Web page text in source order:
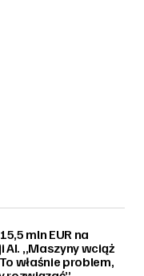
mln EUR na
„Maszyny wciąż
właśnie problem,